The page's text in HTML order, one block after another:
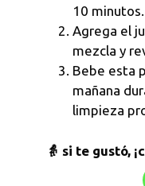
10 minutos.
Agrega el
mezcla y
Bebe esta
mañana
limpieza
👵 si te gustó,